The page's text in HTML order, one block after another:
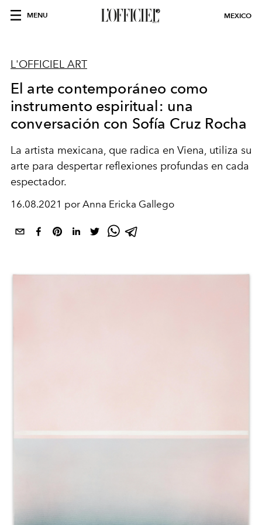
MENU MEXICO
L'OFFICIEL ART
El arte contemporáneo como
instrumento espiritual: una
conversación con Sofía Cruz Rocha
La artista mexicana, que radica en Viena, utiliza su
arte para despertar reflexiones profundas en cada
espectador.
16.08.2021 por Anna Ericka Gallego